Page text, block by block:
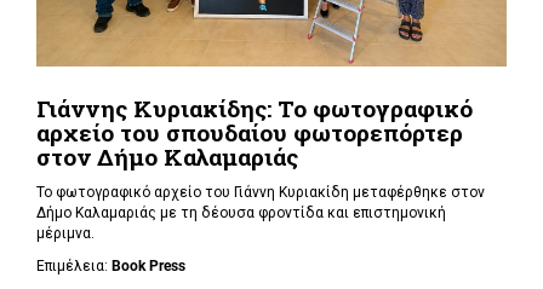
Γιάννης Κυριακίδης: Το φωτογραφικό
αρχείο του σπουδαίου φωτορεπόρτερ
στον Δήμο Καλαμαριάς
Το φωτογραφικό αρχείο του Γιάννη Κυριακίδη μεταφέρθηκε στον
Δήμο Καλαμαριάς με τη δέουσα φροντίδα και επιστημονική
μέριμνα.
Επιμέλεια: Book Press